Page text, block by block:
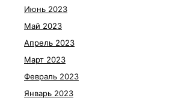
Июнь 2023
Май 2023
Апрель 2023
Март 2023
Февраль 2023
Январь 2023